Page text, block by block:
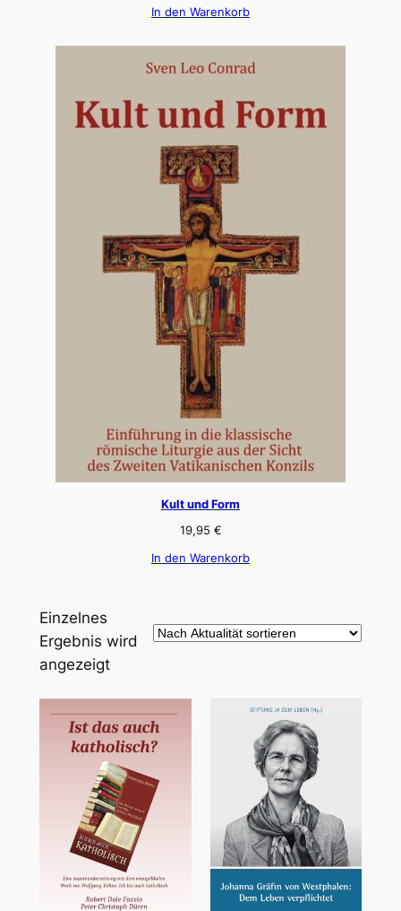
In den Warenkorb
Kult und Form
19,95 €
In den Warenkorb
Einzelnes
Ergebnis wird
angezeigt